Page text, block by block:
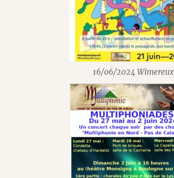
16/06/2024 Wimereux